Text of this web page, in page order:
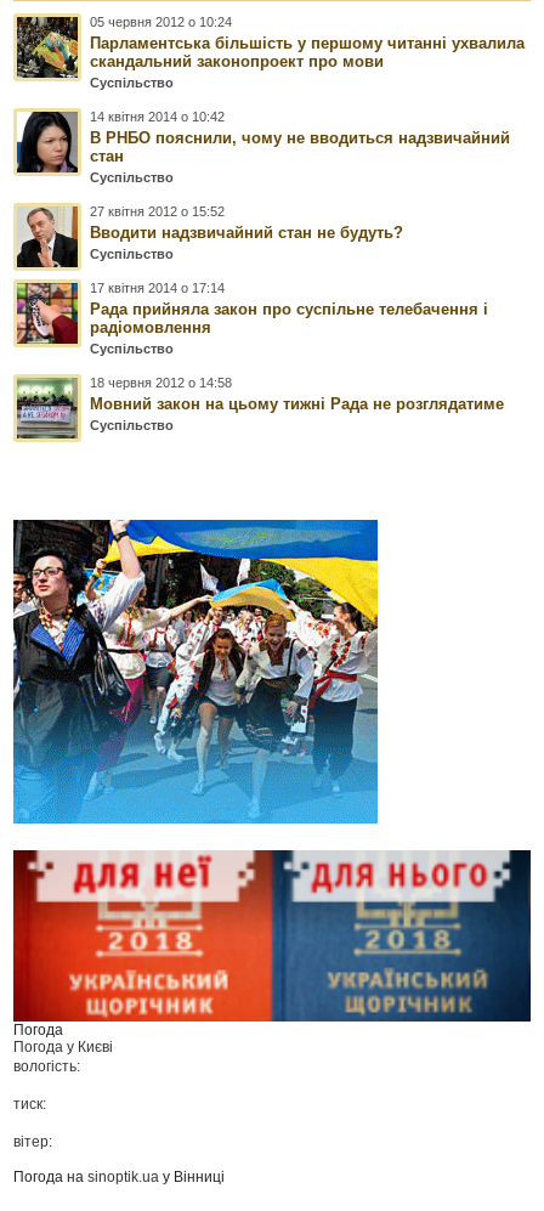
05 червня 2012 о 10:24
Парламентська більшість у першому читанні ухвалила
скандальний законопроект про мови
Суспільство
14 квітня 2014 о 10:42
В РНБО пояснили, чому не вводиться надзвичайний
стан
Суспільство
27 квітня 2012 о 15:52
Вводити надзвичайний стан не будуть?
Суспільство
17 квітня 2014 о 17:14
Рада прийняла закон про суспільне телебачення і
радіомовлення
Суспільство
18 червня 2012 о 14:58
Мовний закон на цьому тижні Рада не розглядатиме
Суспільство
Погода
Погода у Києві
вологість:
тиск:
вітер:
Погода наsinoptik.ua у Вінниці